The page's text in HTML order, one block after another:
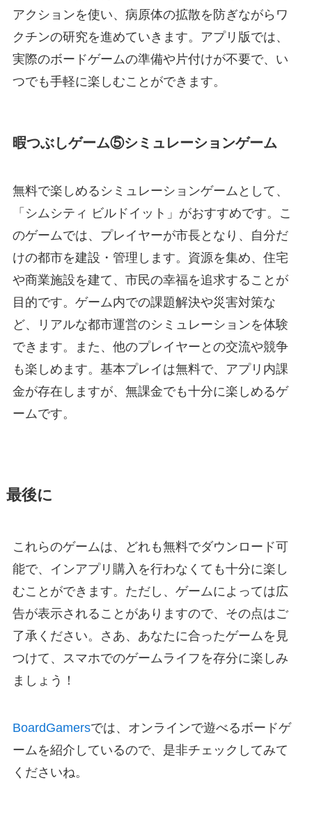
アクションを使い、病原体の拡散を防ぎながらワ
クチンの研究を進めていきます。アプリ版では、
実際のボードゲームの準備や片付けが不要で、い
つでも手軽に楽しむことができます。
暇つぶしゲーム⑤シミュレーションゲーム
無料で楽しめるシミュレーションゲームとして、
「シムシティ ビルドイット」がおすすめです。こ
のゲームでは、プレイヤーが市長となり、自分だ
けの都市を建設・管理します。資源を集め、住宅
や商業施設を建て、市民の幸福を追求することが
目的です。ゲーム内での課題解決や災害対策な
ど、リアルな都市運営のシミュレーションを体験
できます。また、他のプレイヤーとの交流や競争
も楽しめます。基本プレイは無料で、アプリ内課
金が存在しますが、無課金でも十分に楽しめるゲ
ームです。
最後に
これらのゲームは、どれも無料でダウンロード可
能で、インアプリ購入を行わなくても十分に楽し
むことができます。ただし、ゲームによっては広
告が表示されることがありますので、その点はご
了承ください。さあ、あなたに合ったゲームを見
つけて、スマホでのゲームライフを存分に楽しみ
ましょう！
BoardGamersでは、オンラインで遊べるボードゲ
ームを紹介しているので、是非チェックしてみて
くださいね。